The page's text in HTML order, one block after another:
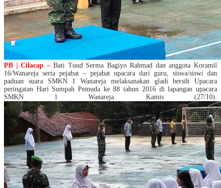
PB | Cilacap –Bati Tuud Serma Bagiyo Rahmad dan anggota Koramil
16/Wanareja serta pejabat – pejabat upacara dari guru, siswa/siswi dan
paduan suara SMKN 1 Wanareja melaksanakan gladi bersih Upacara
peringatan Hari Sumpah Pemuda ke 88 tahun 2016 di lapangan upacara
SMKN 1 Wanareja. Kamis (27/10).